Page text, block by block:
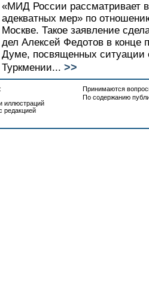
«МИД России рассматривает
адекватных мер» по
Москве. Такое заявление
дел Алексей Федотов в
Думе, посвященных ситуации
Туркмении... >>
иллюстраций
редакцией
Принимаются
По содержанию